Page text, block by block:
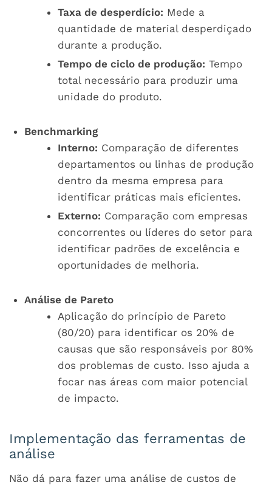
Taxa de desperdício: Mede a
quantidade de material desperdiçado
durante a produção.
Tempo de ciclo de produção: Tempo
total necessário para produzir uma
unidade do produto.
Benchmarking
Interno: Comparação de diferentes
departamentos ou linhas de produção
dentro da mesma empresa para
identificar práticas mais eficientes.
Externo: Comparação com empresas
concorrentes ou líderes do setor para
identificar padrões de excelência e
oportunidades de melhoria.
Análise de Pareto
Aplicação do princípio de Pareto
(80/20) para identificar os 20% de
causas que são responsáveis por 80%
dos problemas de custo. Isso ajuda a
focar nas áreas com maior potencial
de impacto.
Implementação das ferramentas de
análise
Não dá para fazer uma análise de custos de